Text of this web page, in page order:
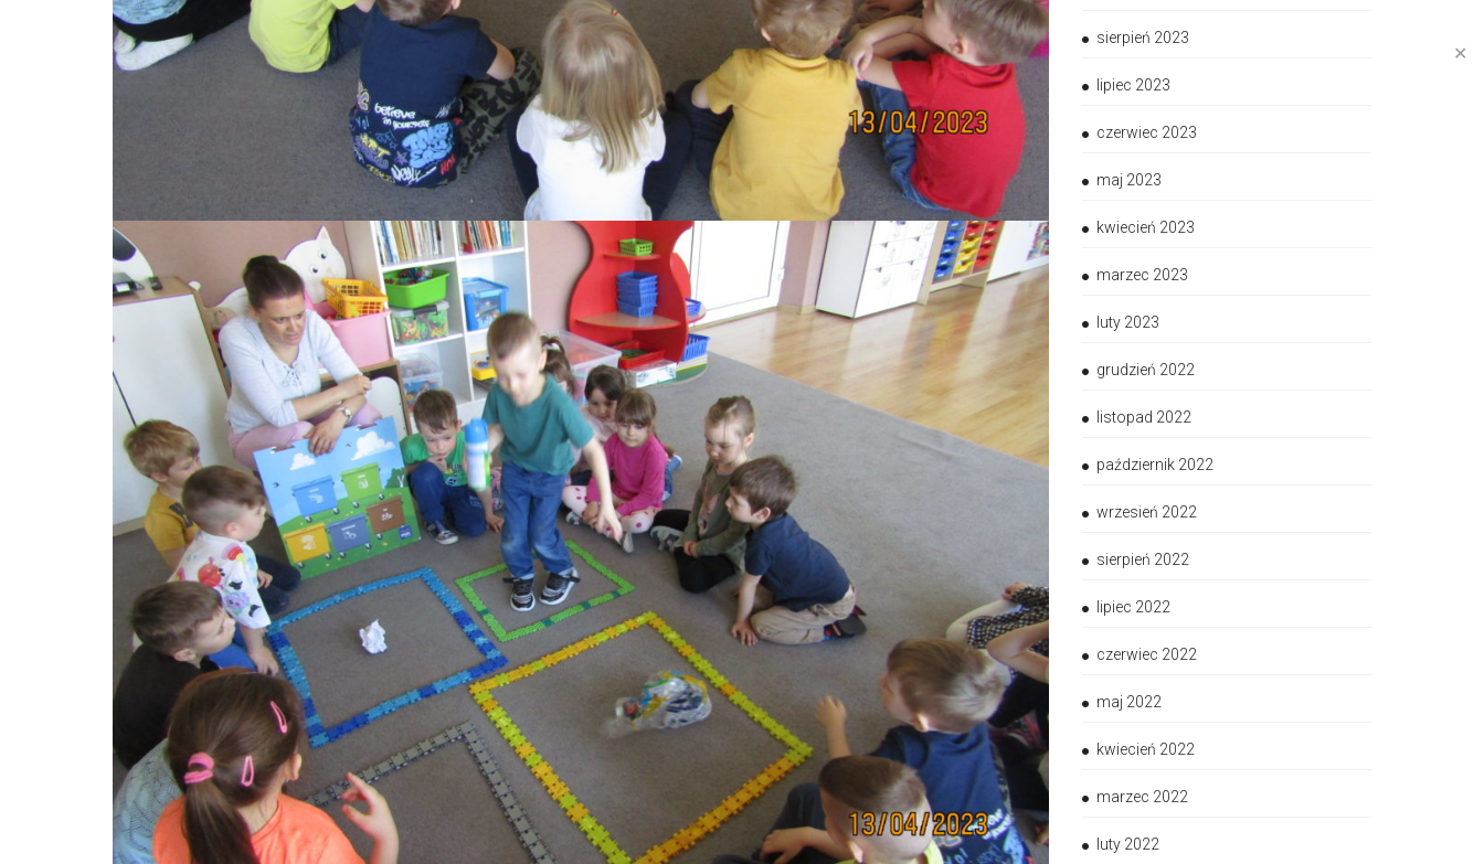
✕
sierpień 2023
lipiec 2023
czerwiec 2023
maj 2023
kwiecień 2023
marzec 2023
luty 2023
grudzień 2022
listopad 2022
październik 2022
wrzesień 2022
sierpień 2022
lipiec 2022
czerwiec 2022
maj 2022
kwiecień 2022
marzec 2022
luty 2022